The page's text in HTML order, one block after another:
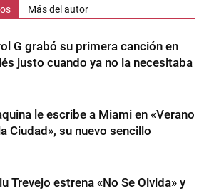
Más del autor
G grabó su primera canción en
justo cuando ya no la necesitaba
le escribe a Miami en «Verano
Ciudad», su nuevo sencillo
Trevejo estrena «No Se Olvida» y